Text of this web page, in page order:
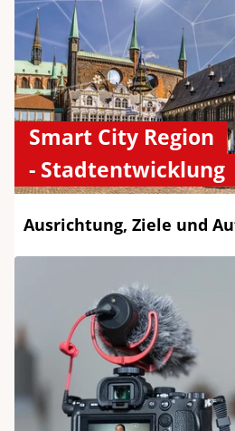
Smart City Region
- Stadtentwicklung
Ausrichtung, Ziele und